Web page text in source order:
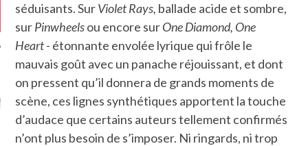
KARMA –
ANNIVERSAIRE
séduisants. SurViolet Rays, ballade acide et sombre,
surPinwheelsou encore surOne Diamond, One
Heart- étonnante envolée lyrique qui frôle le
mauvais goût avec un panache réjouissant, et dont
on pressent qu’il donnera de grands moments de
scène, ces lignes synthétiques apportent la touche
d’audace que certains auteurs tellement confirmés
n’ont plus besoin de s’imposer. Ni ringards, ni trop